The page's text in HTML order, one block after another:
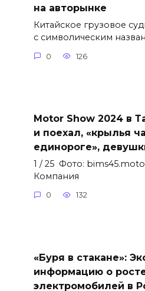
на авторынке
Китайское грузовое
с символическим
0 126
Motor Show 2024 в
и поехал, «крылья
единороге»,
1 / 25 Фото:
Компания
0 132
«Буря в стакане»:
информацию о
электромобилей в